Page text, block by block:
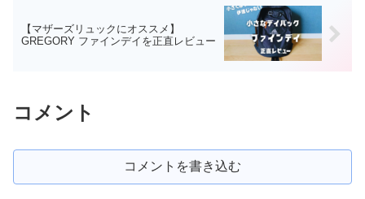
【マザーズリュックにオススメ】
GREGORY ファインデイを正直レビュー
コメント
コメントを書き込む